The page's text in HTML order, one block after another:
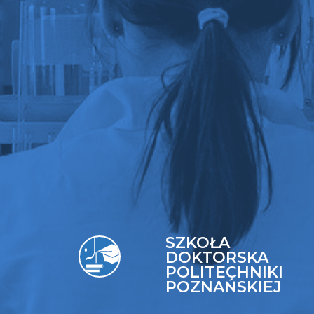
SZKOŁA
DOKTORSKA
POLITECHNIKI
POZNAŃSKIEJ